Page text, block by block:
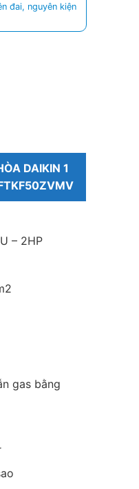
đai, nguyên kiện
DAIKIN 1
– 2HP
gas bằng